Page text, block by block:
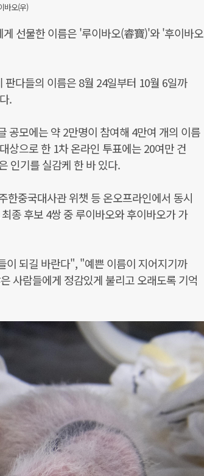
바오(우)
선물한 이름은 '루이바오(睿寶)'와 '후이바오
다들의 이름은 8월 24일부터 10월 6일까
.
공모에는 약 2만명이 참여해 4만여 개의 이름
상으로 한 1차 온라인 투표에는 20여만 건
인기를 실감케 한 바 있다.
한중국대사관 위챗 등 온오프라인에서 동시
종 후보 4쌍 중 루이바오와 후이바오가 가
이 되길 바란다", "예쁜 이름이 지어지기까
사람들에게 정감있게 불리고 오래도록 기억